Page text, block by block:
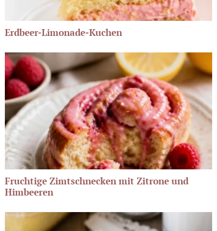
Erdbeer-Limonade-Kuchen
Fruchtige Zimtschnecken mit Zitrone und
Himbeeren